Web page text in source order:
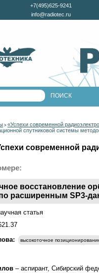
+7(495)625-9241
info@radiotec.ru
> «Успехи современной
спутниковой системы
современной
восстановление
расширенным SP3-
статья
высокоточное
– аспирант, Сибирский